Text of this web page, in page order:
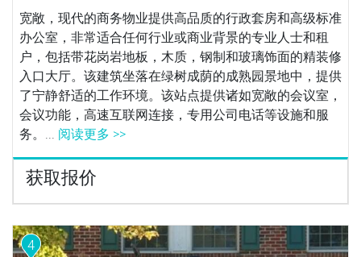
宽敞，现代的商务物业提供高品质的行政套房和高级标准
办公室，非常适合任何行业或商业背景的专业人士和租
户，包括带花岗岩地板，木质，钢制和玻璃饰面的精装修
入口大厅。该建筑坐落在绿树成荫的成熟园景地中，提供
了宁静舒适的工作环境。该站点提供诸如宽敞的会议室，
会议功能，高速互联网连接，专用公司电话等设施和服
务。... 阅读更多 >>
获取报价
4